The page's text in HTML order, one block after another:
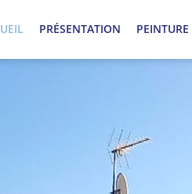
PRÉSENTATION PEINTURE